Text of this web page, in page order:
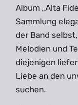
Album „Alta
Sammlung
der Band
Melodien und
diejenigen
Liebe an den
suchen.